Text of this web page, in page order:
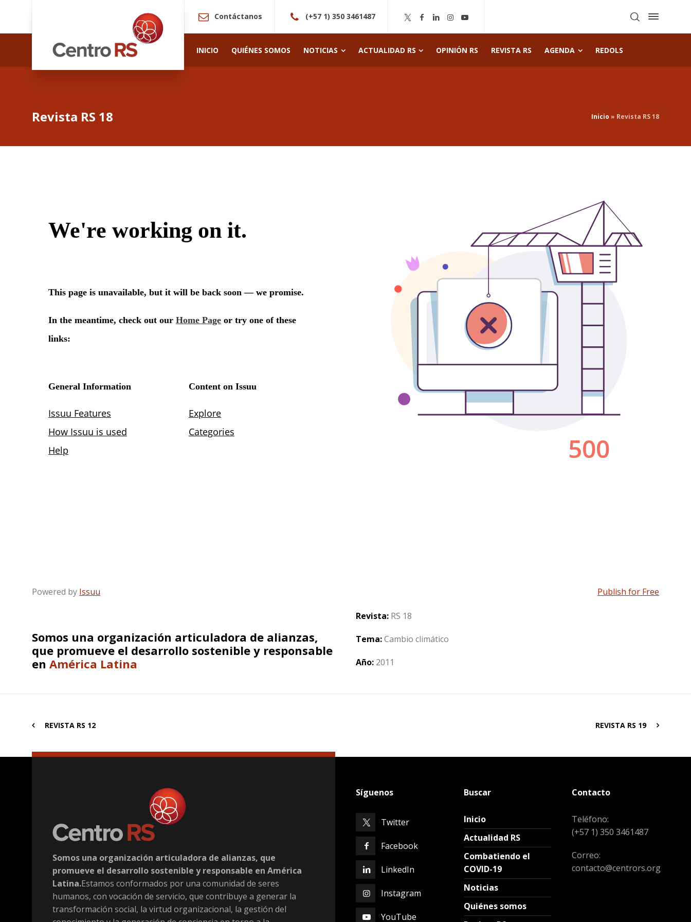
Contáctanos (+57 1) 350 3461487
INICIO QUIÉNES SOMOS NOTICIAS ACTUALIDAD RS OPINIÓN RS REVISTA RS AGENDA REDOLS
Revista RS 18 Inicio » Revista RS 18
Powered by Issuu Publish for Free
Somos una organización articuladora de alianzas,
que promueve el desarrollo sostenible y responsable
en América Latina
Revista: RS 18
Tema:Cambio climático
Año: 2011
REVISTA RS 12 REVISTA RS 19
Somos una organización articuladora de alianzas, que
promueve el desarrollo sostenible y responsable en América
Latina.Estamos conformados por una comunidad de seres
humanos, con vocación de servicio, que contribuye a generar la
transformación social, la virtud organizacional, la gestión del
Síguenos
Twitter
Facebook
LinkedIn
Instagram
YouTube
Buscar
Inicio
Actualidad RS
Combatiendo el
COVID-19
Noticias
Quiénes somos
Contacto
Teléfono:
(+57 1) 350 3461487
Correo:
contacto@centrors.org